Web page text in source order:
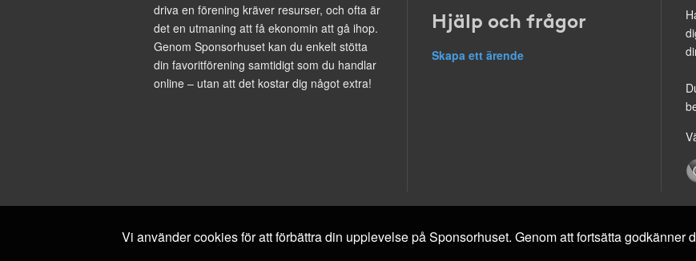
driva en förening kräver resurser, och ofta är
det en utmaning att få ekonomin att gå ihop.
Genom Sponsorhuset kan du enkelt stötta
din favoritförening samtidigt som du handlar
online – utan att det kostar dig något extra!
Hjälp och frågor
Skapa ett ärende
Vi använder cookies för att förbättra din upplevelse på Sponsorhuset. Genom att fortsätta godkänner